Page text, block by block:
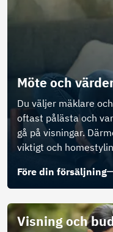
Möte och
Du väljer mäklare
oftast pålästa och
gå på visningar.
viktigt och
Före din försäljning
Visning och